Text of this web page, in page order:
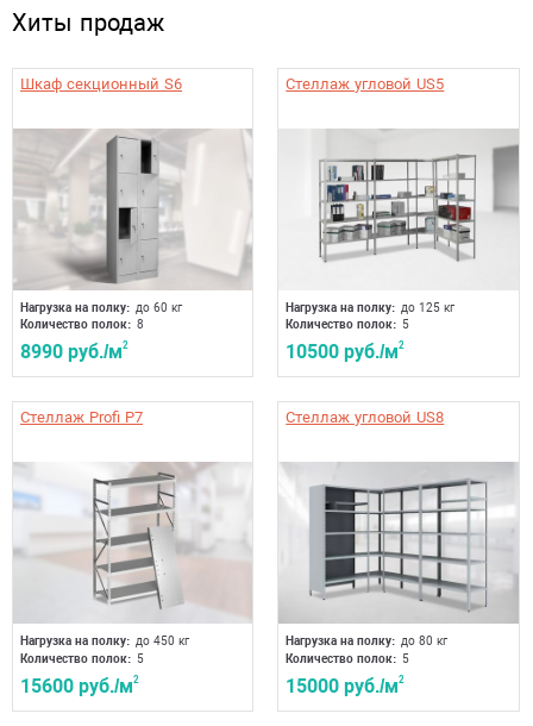
Хиты продаж
Шкаф секционный S6
Нагрузка на полку: до 60 кг
Количество полок: 8
8990 руб./м2
Стеллаж угловой US5
Нагрузка на полку: до 125 кг
Количество полок: 5
10500 руб./м2
Стеллаж Profi P7
Нагрузка на полку: до 450 кг
Количество полок: 5
15600 руб./м2
Стеллаж угловой US8
Нагрузка на полку: до 80 кг
Количество полок: 5
15000 руб./м2